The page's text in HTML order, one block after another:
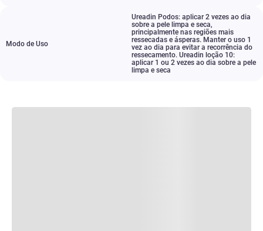
Modo de Uso
Ureadin Podos: aplicar 2 vezes ao dia
sobre a pele limpa e seca,
principalmente nas regiões mais
ressecadas e ásperas. Manter o uso 1
vez ao dia para evitar a recorrência do
ressecamento. Ureadin loção 10:
aplicar 1 ou 2 vezes ao dia sobre a pele
limpa e seca